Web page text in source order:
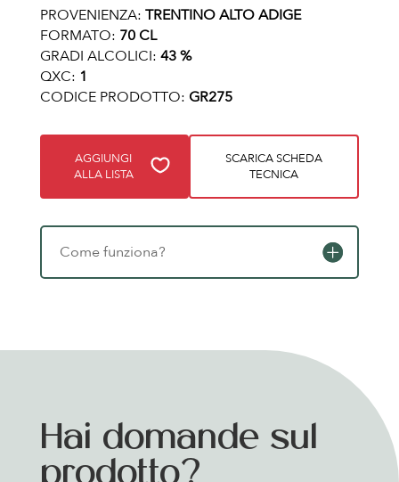
PROVENIENZA: TRENTINO ALTO ADIGE
FORMATO: 70 CL
GRADI ALCOLICI: 43 %
QXC: 1
CODICE PRODOTTO: GR275
AGGIUNGI
ALLA LISTA
SCARICA SCHEDA
TECNICA
Come funziona?
Hai domande sul
prodotto?